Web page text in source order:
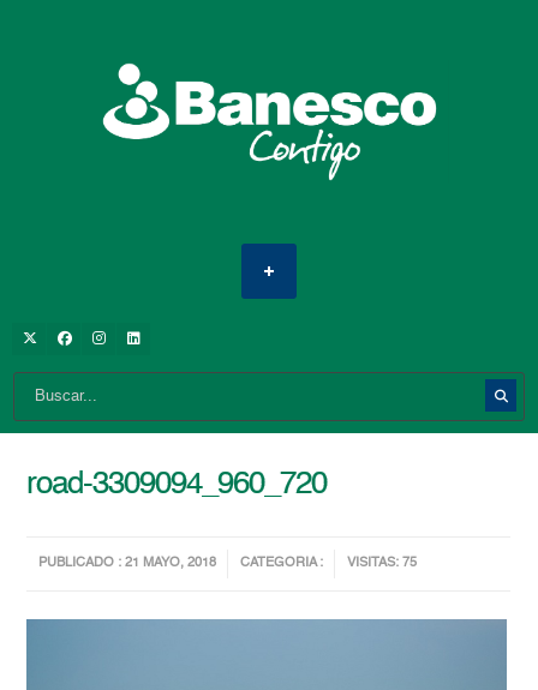
road-3309094_960_720
PUBLICADO : 21 MAYO, 2018 CATEGORIA : VISITAS: 75